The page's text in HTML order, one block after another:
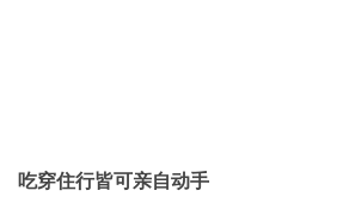
吃穿住行皆可亲自动手